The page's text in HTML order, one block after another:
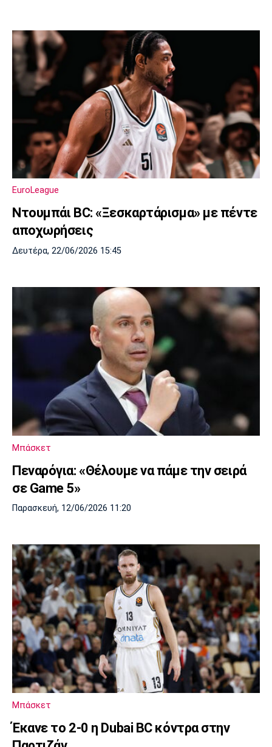
EuroLeague
Ντουμπάι BC: «Ξεσκαρτάρισμα» με πέντε
αποχωρήσεις
Δευτέρα, 22/06/2026 15:45
Μπάσκετ
Πεναρόγια: «Θέλουμε να πάμε την σειρά
σε Game 5»
Παρασκευή, 12/06/2026 11:20
Μπάσκετ
Έκανε το 2-0 η Dubai BC κόντρα στην